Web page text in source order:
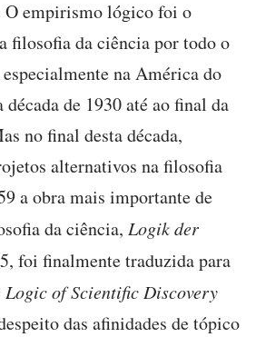
empirismo lógico foi o
filosofia da ciência por todo o
na América do
de 1930 até ao final da
no final desta década,
alternativos na filosofia
a obra mais importante de
da ciência, Logik der
foi finalmente traduzida para
Logic of Scientific Discovery
das afinidades de tópico